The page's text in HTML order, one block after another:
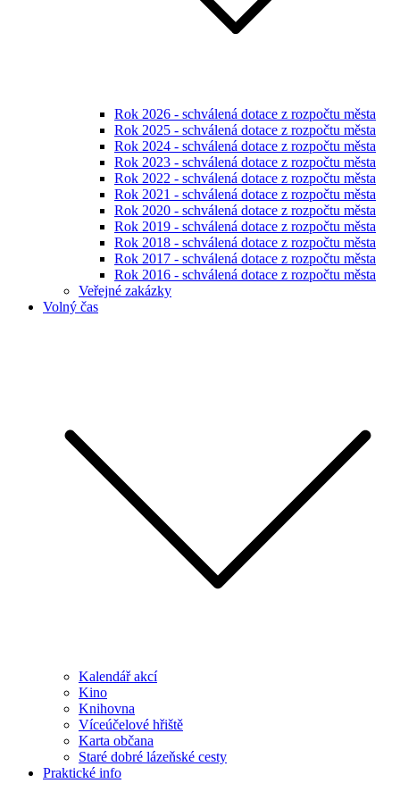
Rok 2026 - schválená dotace z rozpočtu města
Rok 2025 - schválená dotace z rozpočtu města
Rok 2024 - schválená dotace z rozpočtu města
Rok 2023 - schválená dotace z rozpočtu města
Rok 2022 - schválená dotace z rozpočtu města
Rok 2021 - schválená dotace z rozpočtu města
Rok 2020 - schválená dotace z rozpočtu města
Rok 2019 - schválená dotace z rozpočtu města
Rok 2018 - schválená dotace z rozpočtu města
Rok 2017 - schválená dotace z rozpočtu města
Rok 2016 - schválená dotace z rozpočtu města
Veřejné zakázky
Volný čas
Kalendář akcí
Kino
Knihovna
Víceúčelové hřiště
Karta občana
Staré dobré lázeňské cesty
Praktické info